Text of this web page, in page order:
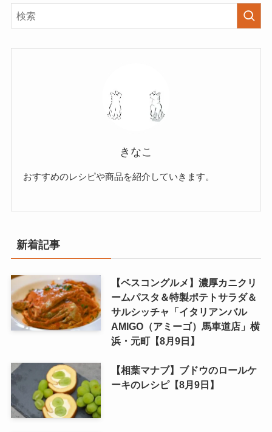
きなこ
おすすめのレシピや商品を紹介していきます。
新着記事
【ベスコングルメ】濃厚カニクリ
ームパスタ＆特製ポテトサラダ＆
サルシッチャ「イタリアンバル
AMIGO（アミーゴ）馬車道店」横
浜・元町【8月9日】
【相葉マナブ】ブドウのロールケ
ーキのレシピ【8月9日】